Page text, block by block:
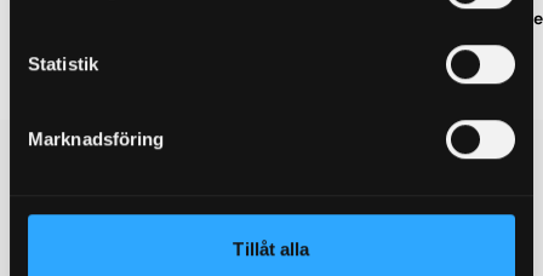
Statistik
Marknadsföring
Tillåt alla
Read more
Can’t find the answer to your question?